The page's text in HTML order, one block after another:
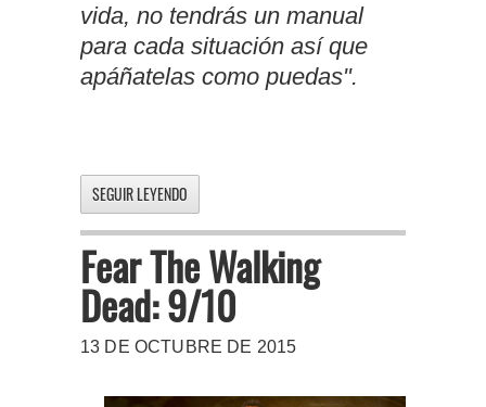
vida, no tendrás un manual
para cada situación así que
apáñatelas como puedas".
SEGUIR LEYENDO
Fear The Walking
Dead: 9/10
13 DE OCTUBRE DE 2015